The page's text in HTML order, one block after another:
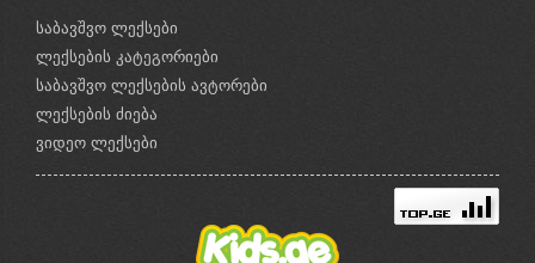
საბავშვო ლექსები
ლექსების კატეგორიები
საბავშვო ლექსების ავტორები
ლექსების ძიება
ვიდეო ლექსები